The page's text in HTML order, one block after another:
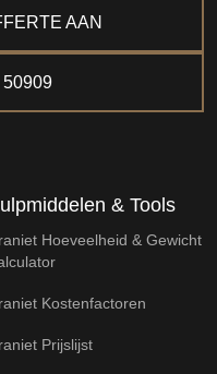
AAN
& Tools
Hoeveelheid & Gewicht
Kostenfactoren
Prijslijst